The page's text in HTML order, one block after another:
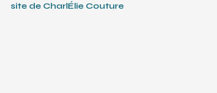
site de CharlÉlie Couture